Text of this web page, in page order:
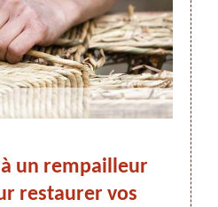
un rempailleur
restaurer vos